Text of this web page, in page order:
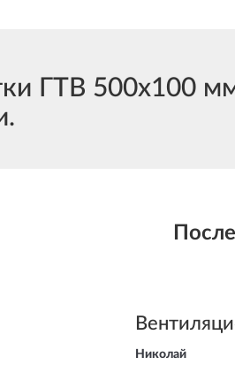
ГТВ 500х100
Николай